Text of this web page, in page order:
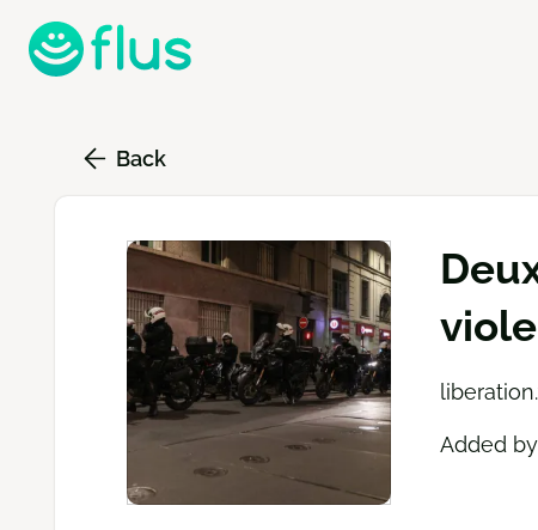
Skip
to
Back
Added